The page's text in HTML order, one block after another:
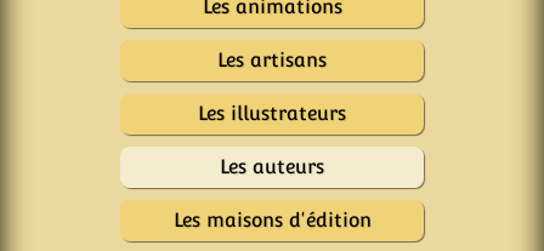
Les animations
Les artisans
Les illustrateurs
Les auteurs
Les maisons d'édition